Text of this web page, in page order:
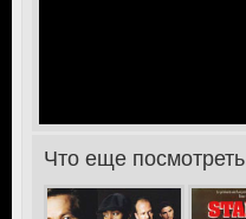
>Что еще посмотреть